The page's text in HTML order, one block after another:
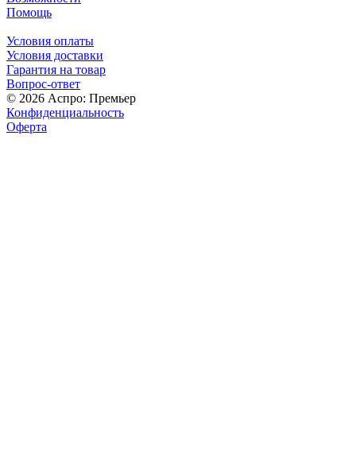
Помощь
Условия оплаты
Условия доставки
Гарантия на товар
Вопрос-ответ
© 2026 Аспро: Премьер
Конфиденциальность
Оферта